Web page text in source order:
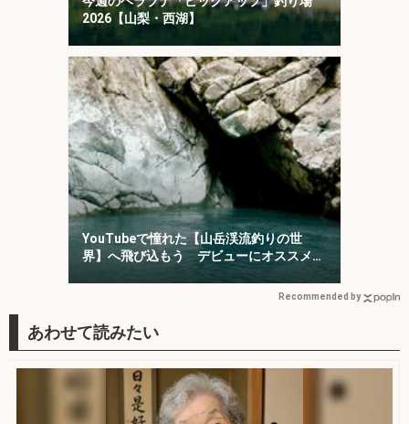
2026【山梨・西湖】
YouTubeで憧れた【山岳渓流釣りの世
界】へ飛び込もう デビューにオススメの
Recommended by